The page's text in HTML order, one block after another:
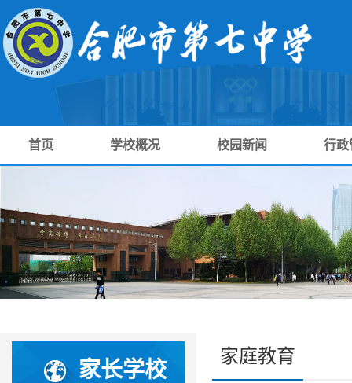
首页 学校概况 校园新闻 行政
家长学校
家庭教育